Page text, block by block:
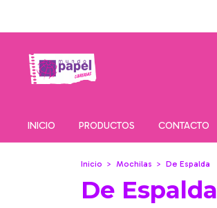
INICIO PRODUCTOS CONTACTO
Inicio > Mochilas > De Espalda
De Espalda